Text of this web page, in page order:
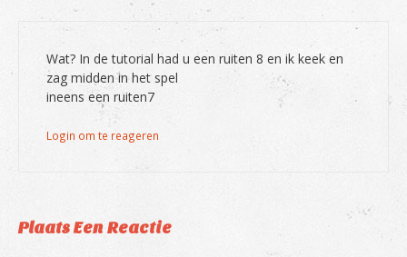
Wat? In de tutorial had u een ruiten 8 en ik keek en
zag midden in het spel
ineens een ruiten7
Login om te reageren
Plaats Een Reactie